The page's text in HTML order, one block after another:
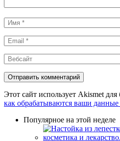
Имя
*
Email
*
Вебсайт
Этот сайт использует Akismet
как обрабатываются ваши
Популярное на этой неделе